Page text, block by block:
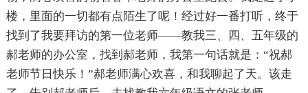
楼，里面的一切都有点陌生了呢！经过好一番打听，终于
找到了我要拜访的第一位老师——教我三、四、五年级的
郝老师的办公室，找到郝老师，我第一句话就是：“祝郝
老师节日快乐！”郝老师满心欢喜，和我聊起了天。该走